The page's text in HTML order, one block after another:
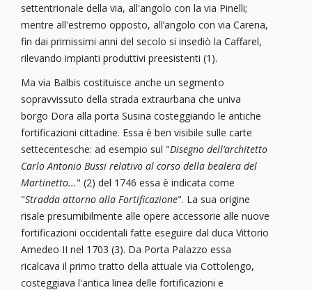
settentrionale della via, all'angolo con la via Pinelli;
mentre all'estremo opposto, all’angolo con via Carena,
fin dai primissimi anni del secolo si insediò la Caffarel,
rilevando impianti produttivi preesistenti (1).
Ma via Balbis costituisce anche un segmento
sopravvissuto della strada extraurbana che univa
borgo Dora alla porta Susina costeggiando le antiche
fortificazioni cittadine. Essa è ben visibile sulle carte
settecentesche: ad esempio sul "Disegno dell’architetto
Carlo Antonio Bussi relativo al corso della bealera del
Martinetto..." (2) del 1746 essa è indicata come
"Stradda attorno alla Fortificazione". La sua origine
risale presumibilmente alle opere accessorie alle nuove
fortificazioni occidentali fatte eseguire dal duca Vittorio
Amedeo II nel 1703 (3). Da Porta Palazzo essa
ricalcava il primo tratto della attuale via Cottolengo,
costeggiava l'antica linea delle fortificazioni e